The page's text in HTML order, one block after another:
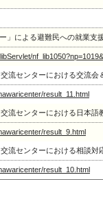
」による避難民への就業支
流センターにおける交流会
result_11.html
流センターにおける日本語
result_9.html
流センターにおける相談対
result_10.html